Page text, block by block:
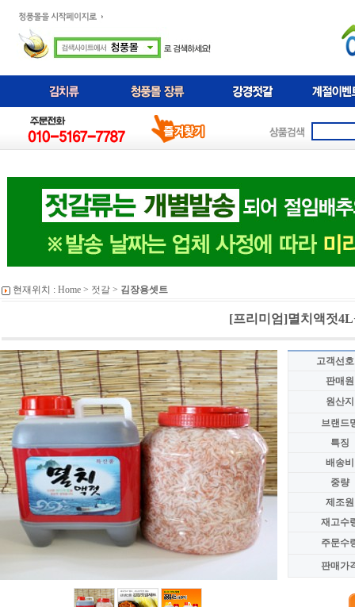
현재위치 : Home > 젓갈 > 김장용셋트
[프리미엄]멸치액젓
고객선
판매원
원산지
브랜드
특징
배송비
중량
제조원
재고수
주문수
판매가